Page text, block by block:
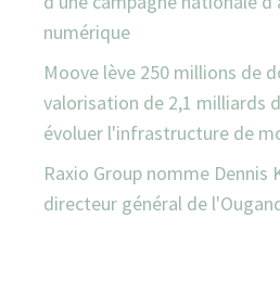
numérique
Moove lève 250 millions de
valorisation de 2,1 milliards
évoluer l'infrastructure de
Raxio Group nomme Dennis
directeur général de